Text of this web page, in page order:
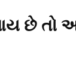
છે